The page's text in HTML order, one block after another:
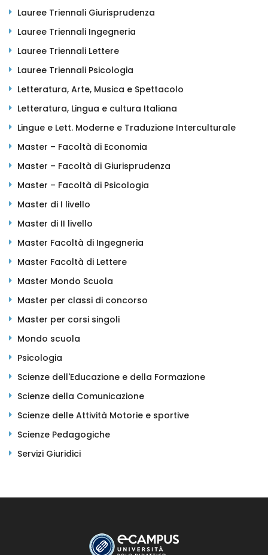
Lauree Triennali Giurisprudenza
Lauree Triennali Ingegneria
Lauree Triennali Lettere
Lauree Triennali Psicologia
Letteratura, Arte, Musica e Spettacolo
Letteratura, Lingua e cultura Italiana
Lingue e Lett. Moderne e Traduzione Interculturale
Master – Facoltà di Economia
Master – Facoltà di Giurisprudenza
Master – Facoltà di Psicologia
Master di I livello
Master di II livello
Master Facoltà di Ingegneria
Master Facoltà di Lettere
Master Mondo Scuola
Master per classi di concorso
Master per corsi singoli
Mondo scuola
Psicologia
Scienze dell'Educazione e della Formazione
Scienze della Comunicazione
Scienze delle Attività Motorie e sportive
Scienze Pedagogiche
Servizi Giuridici